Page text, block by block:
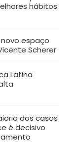
hábitos
espaço
Scherer
Latina
dos casos
é decisivo